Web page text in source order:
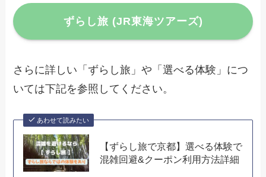
ずらし旅 (JR東海ツアーズ)
さらに詳しい「ずらし旅」や「選べる体験」につ
いては下記を参照してください。
あわせて読みたい
【ずらし旅で京都】選べる体験で
混雑回避&クーポン利用方法詳細